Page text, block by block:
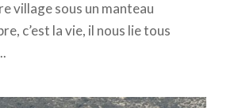
village sous un manteau
c’est la vie, il nous lie tous